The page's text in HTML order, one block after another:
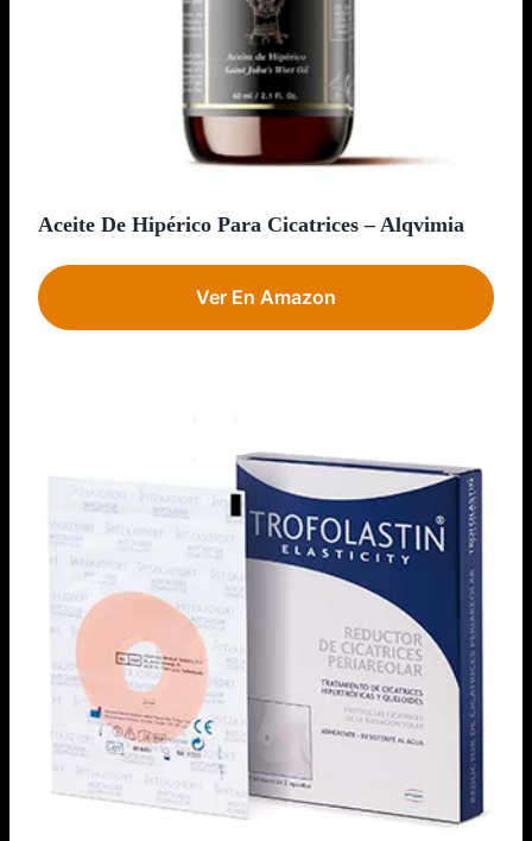
Aceite De Hipérico Para Cicatrices – Alqvimia
Ver En Amazon